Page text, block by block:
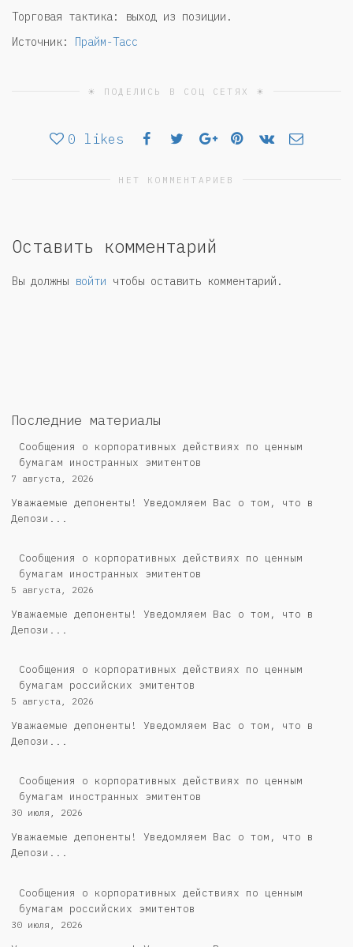
Торговая тактика: выход из позиции.
Источник: Прайм-Тасс
☀ ПОДЕЛИСЬ В СОЦ СЕТЯХ ☀
0 likes
НЕТ КОММЕНТАРИЕВ
Оставить комментарий
Вы должны войти чтобы оставить комментарий.
Последние материалы
Сообщения о корпоративных действиях по ценным
бумагам иностранных эмитентов
7 августа, 2026
Уважаемые депоненты! Уведомляем Вас о том, что в
Депози...
Сообщения о корпоративных действиях по ценным
бумагам иностранных эмитентов
5 августа, 2026
Уважаемые депоненты! Уведомляем Вас о том, что в
Депози...
Cообщения о корпоративных действиях по ценным
бумагам российских эмитентов
5 августа, 2026
Уважаемые депоненты! Уведомляем Вас о том, что в
Депози...
Сообщения о корпоративных действиях по ценным
бумагам иностранных эмитентов
30 июля, 2026
Уважаемые депоненты! Уведомляем Вас о том, что в
Депози...
Cообщения о корпоративных действиях по ценным
бумагам российских эмитентов
30 июля, 2026